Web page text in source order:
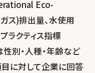
Eco-
ス)排出量、水使用
ラクティス指標
別・人種・年齢など
に対して企業に回答